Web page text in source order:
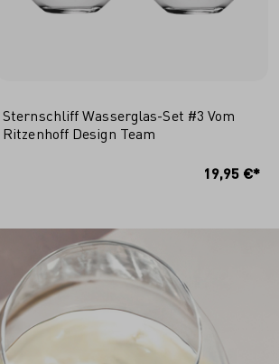
Sternschliff Wasserglas-Set #3 Vom
Ritzenhoff Design Team
19,95 €*